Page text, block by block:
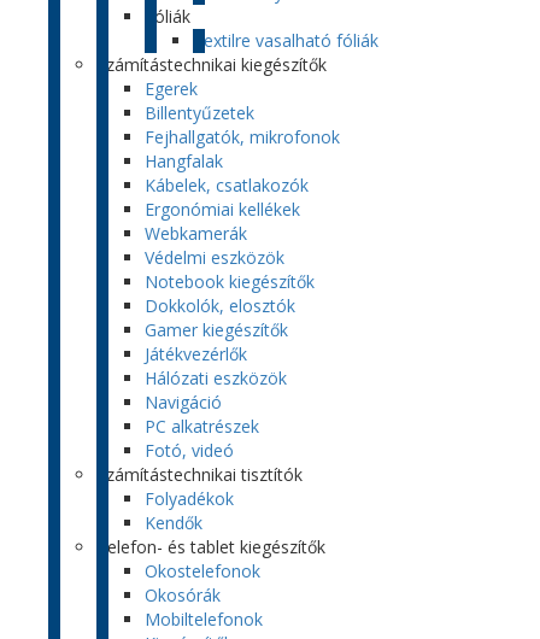
Fóliák
Textilre vasalható fóliák
Számítástechnikai kiegészítők
Egerek
Billentyűzetek
Fejhallgatók, mikrofonok
Hangfalak
Kábelek, csatlakozók
Ergonómiai kellékek
Webkamerák
Védelmi eszközök
Notebook kiegészítők
Dokkolók, elosztók
Gamer kiegészítők
Játékvezérlők
Hálózati eszközök
Navigáció
PC alkatrészek
Fotó, videó
Számítástechnikai tisztítók
Folyadékok
Kendők
Telefon- és tablet kiegészítők
Okostelefonok
Okosórák
Mobiltelefonok